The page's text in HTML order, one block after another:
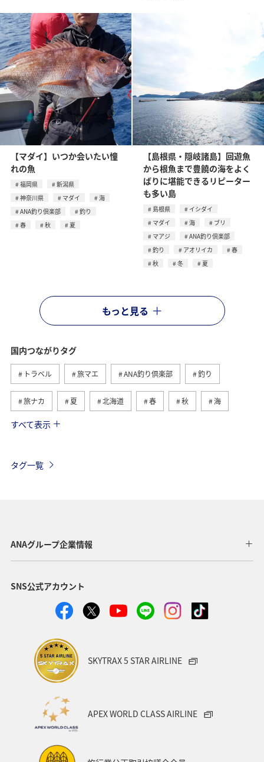
【マダイ】いつか会いたい憧
れの魚
福岡県
新潟県
神奈川県
マダイ
海
ANA釣り倶楽部
釣り
春
秋 夏
【島根県・隠岐諸島】回遊魚
から根魚まで豊饒の海をよく
ばりに堪能できるリピーター
も多い島
島根県
イシダイ
マダイ
海
ブリ
マアジ
ANA釣り倶楽部
釣り
アオリイカ
春
秋
冬 夏
もっと見る
国内つながりタグ
トラベル 旅マエ ANA釣り倶楽部 釣り
旅ナカ 夏 北海道 春 秋 海
川 グルメ
ヤマメ 福岡県 ワカサギ トラウト
静岡県 鹿児島県
アオリイカ 宮崎県 マダイ 大分県
イワナ 秋田県
群馬県 マイルを貯める
和歌山県
千葉県 アマゴ
岐阜県 ワーケーション
すべて表示
タグ一覧
ANAグループ企業情報
SNS公式アカウント
SKYTRAX 5 STAR AIRLINE
APEX WORLD CLASS AIRLINE